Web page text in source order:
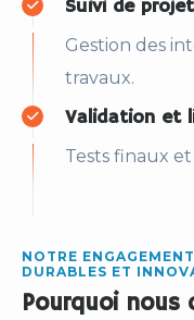
NOTRE
DURABLES ET
Pourquoi nous
Suivi de projet
Gestion des
travaux.
Validation et
Tests finaux